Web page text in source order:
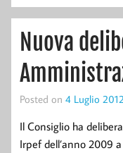
Nuova
Posted on 4 Luglio 2012
Il Consiglio ha
Irpef dell’anno 2009